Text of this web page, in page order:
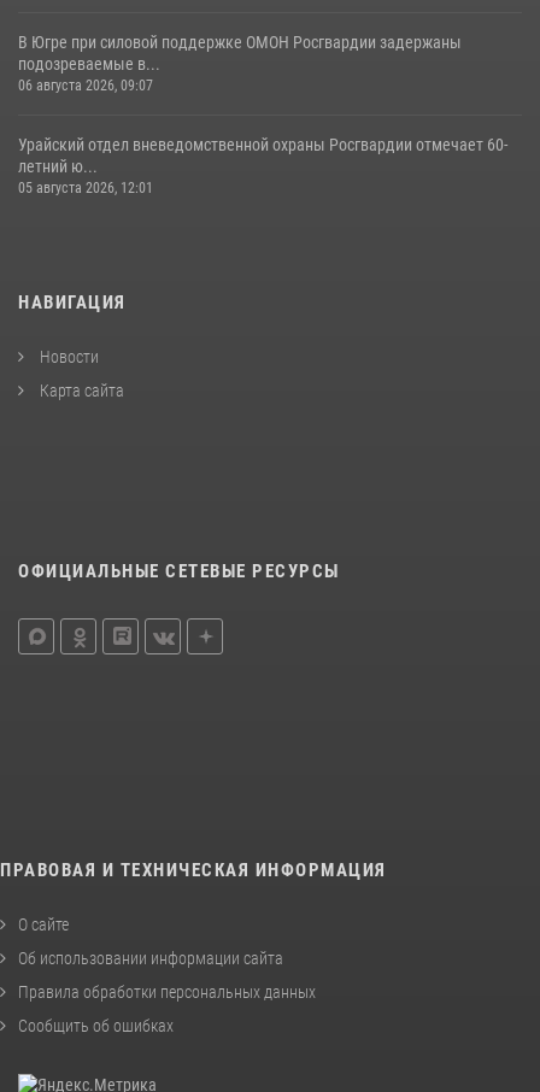
В Югре при силовой поддержке ОМОН Росгвардии задержаны
подозреваемые в...
06 августа 2026, 09:07
Урайский отдел вневедомственной охраны Росгвардии отмечает 60-
летний ю...
05 августа 2026, 12:01
НАВИГАЦИЯ
Новости
Карта сайта
ОФИЦИАЛЬНЫЕ СЕТЕВЫЕ РЕСУРСЫ
ПРАВОВАЯ И ТЕХНИЧЕСКАЯ ИНФОРМАЦИЯ
О сайте
Об использовании информации сайта
Правила обработки персональных данных
Сообщить об ошибках